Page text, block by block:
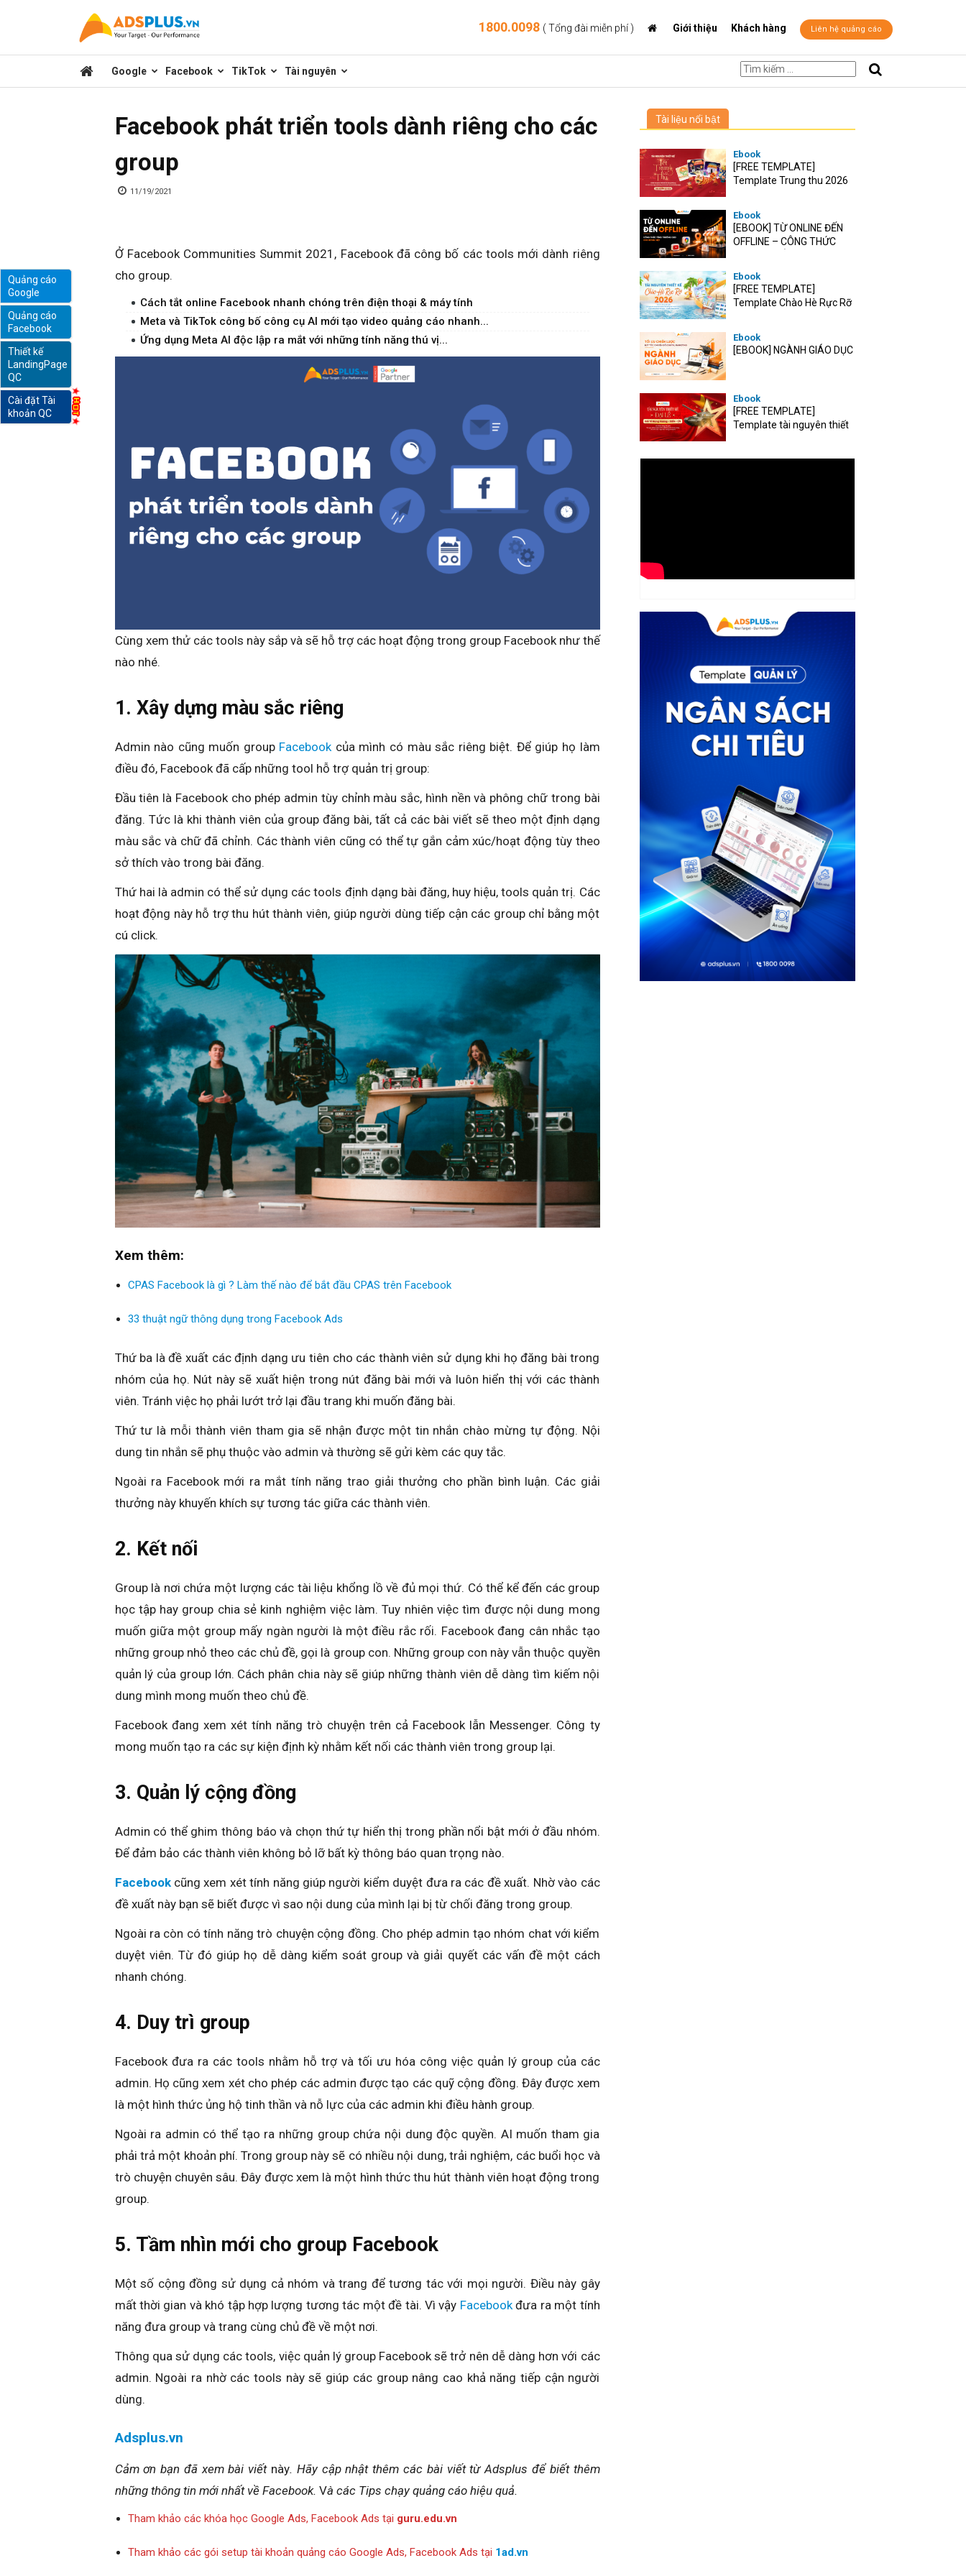
sẻ
marketing
online
1800.0098 ( Tổng đài miễn phí ) Giới thiệu Khách hàng Liên hệ quảng cáo
Google Facebook TikTok Tài nguyên
Facebook phát triển tools dành riêng cho các
group
11/19/2021
Ở Facebook Communities Summit 2021, Facebook đã công bố các tools mới dành riêng
cho group.
Cách tắt online Facebook nhanh chóng trên điện thoại & máy tính
Meta và TikTok công bố công cụ AI mới tạo video quảng cáo nhanh...
Ứng dụng Meta AI độc lập ra mắt với những tính năng thú vị...
Cùng xem thử các tools này sắp và sẽ hỗ trợ các hoạt động trong group Facebook như thế
nào nhé.
1. Xây dựng màu sắc riêng
Admin nào cũng muốn group Facebook của mình có màu sắc riêng biệt. Để giúp họ làm
điều đó, Facebook đã cấp những tool hỗ trợ quản trị group:
Đầu tiên là Facebook cho phép admin tùy chỉnh màu sắc, hình nền và phông chữ trong bài
đăng. Tức là khi thành viên của group đăng bài, tất cả các bài viết sẽ theo một định dạng
màu sắc và chữ đã chỉnh. Các thành viên cũng có thể tự gắn cảm xúc/hoạt động tùy theo
sở thích vào trong bài đăng.
Thứ hai là admin có thể sử dụng các tools định dạng bài đăng, huy hiệu, tools quản trị. Các
hoạt động này hỗ trợ thu hút thành viên, giúp người dùng tiếp cận các group chỉ bằng một
cú click.
Xem thêm:
CPAS Facebook là gì ? Làm thế nào để bắt đầu CPAS trên Facebook
33 thuật ngữ thông dụng trong Facebook Ads
Thứ ba là đề xuất các định dạng ưu tiên cho các thành viên sử dụng khi họ đăng bài trong
nhóm của họ. Nút này sẽ xuất hiện trong nút đăng bài mới và luôn hiển thị với các thành
viên. Tránh việc họ phải lướt trở lại đầu trang khi muốn đăng bài.
Thứ tư là mỗi thành viên tham gia sẽ nhận được một tin nhắn chào mừng tự động. Nội
dung tin nhắn sẽ phụ thuộc vào admin và thường sẽ gửi kèm các quy tắc.
Ngoài ra Facebook mới ra mắt tính năng trao giải thưởng cho phần bình luận. Các giải
thưởng này khuyến khích sự tương tác giữa các thành viên.
2. Kết nối
Group là nơi chứa một lượng các tài liệu khổng lồ về đủ mọi thứ. Có thể kể đến các group
học tập hay group chia sẻ kinh nghiệm việc làm. Tuy nhiên việc tìm được nội dung mong
muốn giữa một group mấy ngàn người là một điều rắc rối. Facebook đang cân nhắc tạo
những group nhỏ theo các chủ đề, gọi là group con. Những group con này vẫn thuộc quyền
quản lý của group lớn. Cách phân chia này sẽ giúp những thành viên dễ dàng tìm kiếm nội
dung mình mong muốn theo chủ đề.
Facebook đang xem xét tính năng trò chuyện trên cả Facebook lẫn Messenger. Công ty
mong muốn tạo ra các sự kiện định kỳ nhằm kết nối các thành viên trong group lại.
3. Quản lý cộng đồng
Admin có thể ghim thông báo và chọn thứ tự hiển thị trong phần nổi bật mới ở đầu nhóm.
Để đảm bảo các thành viên không bỏ lỡ bất kỳ thông báo quan trọng nào.
Facebookcũng xem xét tính năng giúp người kiểm duyệt đưa ra các đề xuất. Nhờ vào các
đề xuất này bạn sẽ biết được vì sao nội dung của mình lại bị từ chối đăng trong group.
Ngoài ra còn có tính năng trò chuyện cộng đồng. Cho phép admin tạo nhóm chat với kiểm
duyệt viên. Từ đó giúp họ dễ dàng kiểm soát group và giải quyết các vấn đề một cách
nhanh chóng.
4. Duy trì group
Facebook đưa ra các tools nhằm hỗ trợ và tối ưu hóa công việc quản lý group của các
admin. Họ cũng xem xét cho phép các admin được tạo các quỹ cộng đồng. Đây được xem
là một hình thức ủng hộ tinh thần và nỗ lực của các admin khi điều hành group.
Ngoài ra admin có thể tạo ra những group chứa nội dung độc quyền. AI muốn tham gia
phải trả một khoản phí. Trong group này sẽ có nhiều nội dung, trải nghiệm, các buổi học và
trò chuyện chuyên sâu. Đây được xem là một hình thức thu hút thành viên hoạt động trong
group.
5. Tầm nhìn mới cho group Facebook
Một số cộng đồng sử dụng cả nhóm và trang để tương tác với mọi người. Điều này gây
mất thời gian và khó tập hợp lượng tương tác một đề tài. Vì vậy Facebookđưa ra một tính
năng đưa group và trang cùng chủ đề về một nơi.
Thông qua sử dụng các tools, việc quản lý group Facebook sẽ trở nên dễ dàng hơn với các
admin. Ngoài ra nhờ các tools này sẽ giúp các group nâng cao khả năng tiếp cận người
dùng.
Adsplus.vn
Cảm ơn bạn đã xem bài viết này. Hãy cập nhật thêm các bài viết từ Adsplus để biết thêm
những thông tin mới nhất về Facebook. Và các Tips chạy quảng cáo hiệu quả.
Tham khảo các khóa học Google Ads, Facebook Ads tại guru.edu.vn
Tham khảo các gói setup tài khoản quảng cáo Google Ads, Facebook Ads tại 1ad.vn
Quảng cáo
Google
Quảng cáo
Facebook
Thiết kế
LandingPage
QC
Cài đặt Tài
khoản QC
Tài liệu nổi bật
Ebook
[FREE TEMPLATE]
Template Trung thu 2026
Ebook
[EBOOK] TỪ ONLINE ĐẾN
OFFLINE – CÔNG THỨC
Ebook
[FREE TEMPLATE]
Template Chào Hè Rực Rỡ
Ebook
[EBOOK] NGÀNH GIÁO DỤC
Ebook
[FREE TEMPLATE]
Template tài nguyên thiết